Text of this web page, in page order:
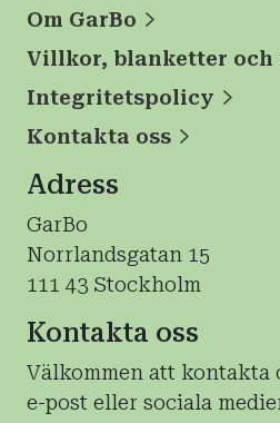
Om GarBo
Villkor, blanketter och
Integritetspolicy
Kontakta oss
Adress
GarBo
Norrlandsgatan 15
111 43 Stockholm
Kontakta oss
Välkommen att kontakta
e-post eller sociala